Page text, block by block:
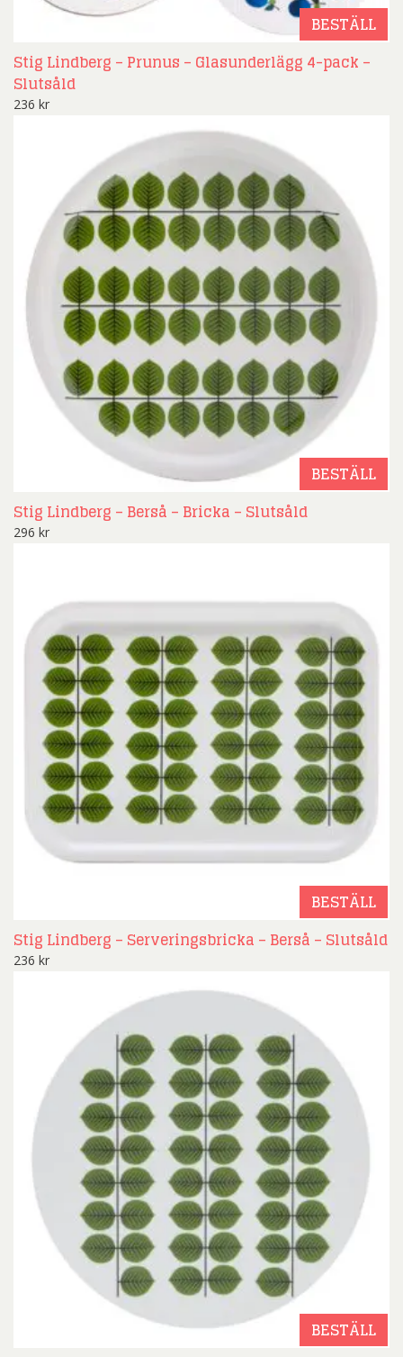
BESTÄLL
Stig Lindberg – Prunus – Glasunderlägg 4-pack –
Slutsåld
236 kr
BESTÄLL
Stig Lindberg – Berså – Bricka – Slutsåld
296 kr
BESTÄLL
Stig Lindberg – Serveringsbricka – Berså – Slutsåld
236 kr
BESTÄLL